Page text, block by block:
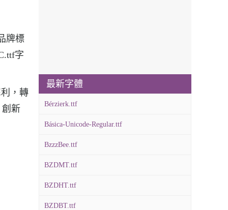
牌標
字
，轉
創新
最新字體
Bérzierk.ttf
Básica-Unicode-Regular.ttf
BzzzBee.ttf
BZDMT.ttf
BZDHT.ttf
BZDBT.ttf